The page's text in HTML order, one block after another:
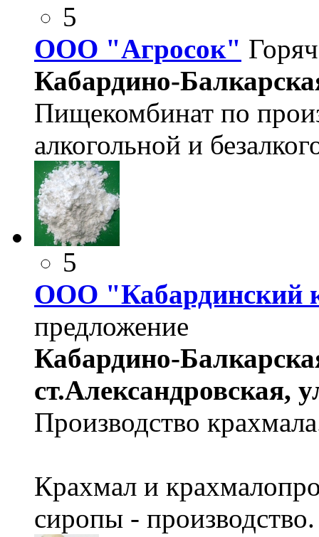
5
ООО "Агросок"
Кабардино-
Пищекомбинат по
алкогольной и
5
ООО "Кабардинский
предложение
Кабардино-
ст.Александровская,
Производство
Крахмал и
сиропы - производство.